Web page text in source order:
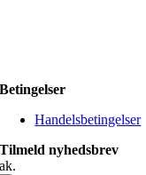
Betingelser
Handelsbetingelser
Tilmeld nyhedsbrev